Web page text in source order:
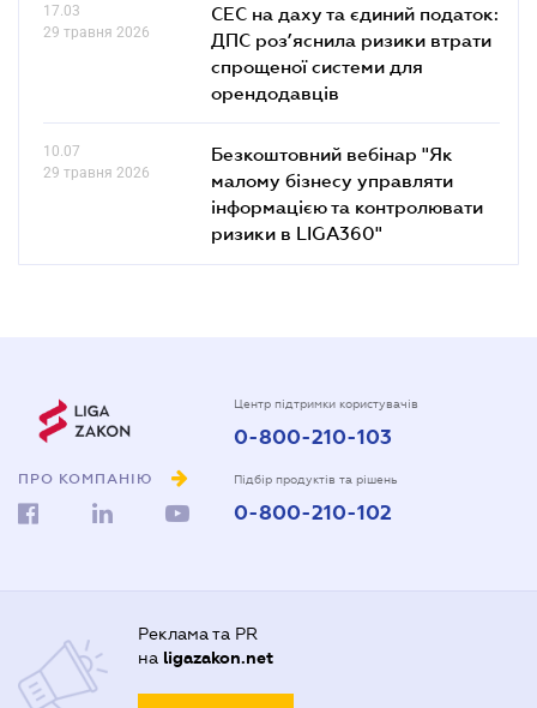
17.03
29 травня 2026
СЕС на даху та єдиний податок:
ДПС роз’яснила ризики втрати
спрощеної системи для
орендодавців
10.07
29 травня 2026
Безкоштовний вебінар "Як
малому бізнесу управляти
інформацією та контролювати
ризики в LIGA360"
ПРО КОМПАНІЮ
Центр підтримки користувачів
0-800-210-103
Підбір продуктів та рішень
0-800-210-102
Реклама та PR
на ligazakon.net